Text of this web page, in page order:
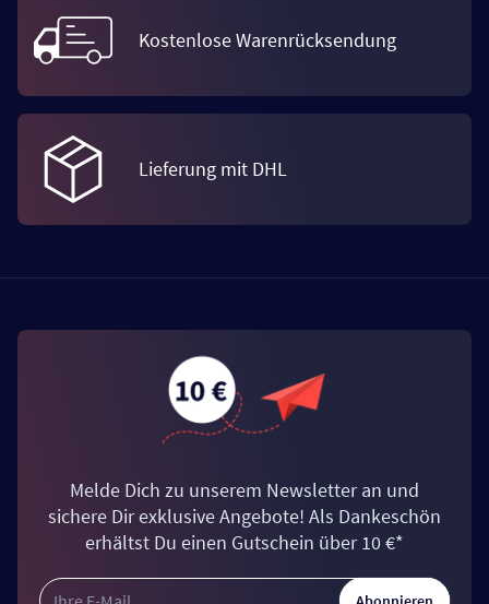
Kostenlose Warenrücksendung
Lieferung mit DHL
Melde Dich zu unserem Newsletter an und
sichere Dir exklusive Angebote! Als Dankeschön
erhältst Du einen Gutschein über 10 €*